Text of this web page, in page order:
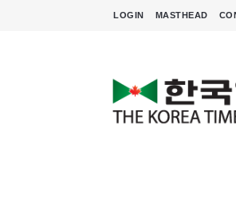
LOGIN MASTHEAD